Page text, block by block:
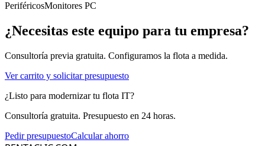
PeriféricosMonitores PC
¿Necesitas este equipo para tu empresa?
Consultoría previa gratuita. Configuramos la flota a medida.
Ver carrito y solicitar presupuesto
¿Listo para modernizar tu flota IT?
Consultoría gratuita. Presupuesto en 24 horas.
Pedir presupuestoCalcular ahorro